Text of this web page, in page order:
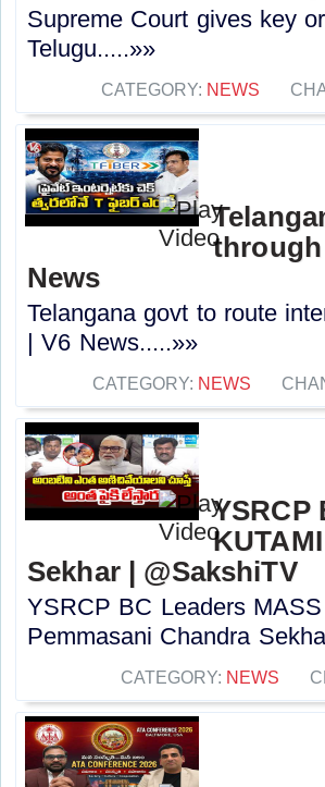
Supreme Court gives key
Telugu.....»»
CATEGORY: NEWS
through
News
Telangana govt to route
| V6 News.....»»
CATEGORY: NEWS
YSRCP
Sekhar | @SakshiTV
YSRCP BC Leaders
Pemmasani Chandra
CATEGORY: NEWS